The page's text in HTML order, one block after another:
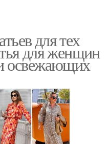
для тех
для женщин
освежающих